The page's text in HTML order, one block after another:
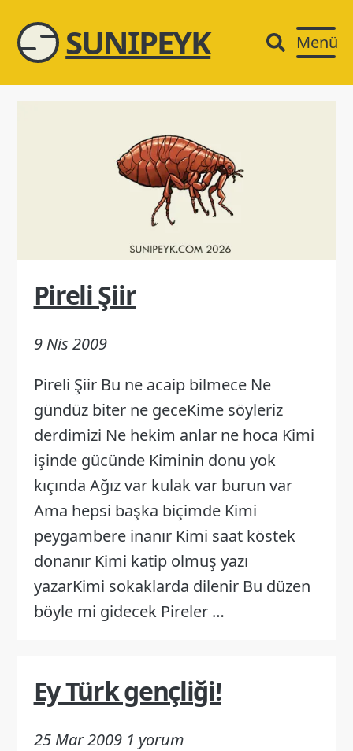
SUNIPEYK Menü
Pireli Şiir
9 Nis 2009
Pireli Şiir Bu ne acaip bilmece Ne
gündüz biter ne geceKime söyleriz
derdimizi Ne hekim anlar ne hoca Kimi
işinde gücünde Kiminin donu yok
kıçında Ağız var kulak var burun var
Ama hepsi başka biçimde Kimi
peygambere inanır Kimi saat köstek
donanır Kimi katip olmuş yazı
yazarKimi sokaklarda dilenir Bu düzen
böyle mi gidecek Pireler …
Ey Türk gençliği!
25 Mar 2009 1 yorum